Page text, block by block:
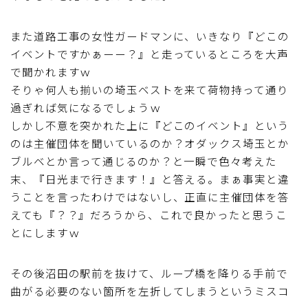
また道路工事の女性ガードマンに、いきなり『どこの
イベントですかぁーー？』と走っているところを大声
で聞かれますｗ
そりゃ何人も揃いの埼玉ベストを来て荷物持って通り
過ぎれば気になるでしょうｗ
しかし不意を突かれた上に『どこのイベント』という
のは主催団体を聞いているのか？オダックス埼玉とか
ブルベとか言って通じるのか？と一瞬で色々考えた
末、『日光まで行きます！』と答える。まぁ事実と違
うことを言ったわけではないし、正直に主催団体を答
えても『？？』だろうから、これで良かったと思うこ
とにしますｗ
その後沼田の駅前を抜けて、ループ橋を降りる手前で
曲がる必要のない箇所を左折してしまうというミスコ